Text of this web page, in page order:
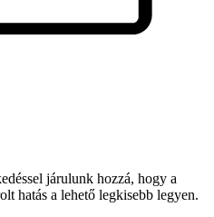
járulunk hozzá, hogy a
hatás a lehető legkisebb legyen.